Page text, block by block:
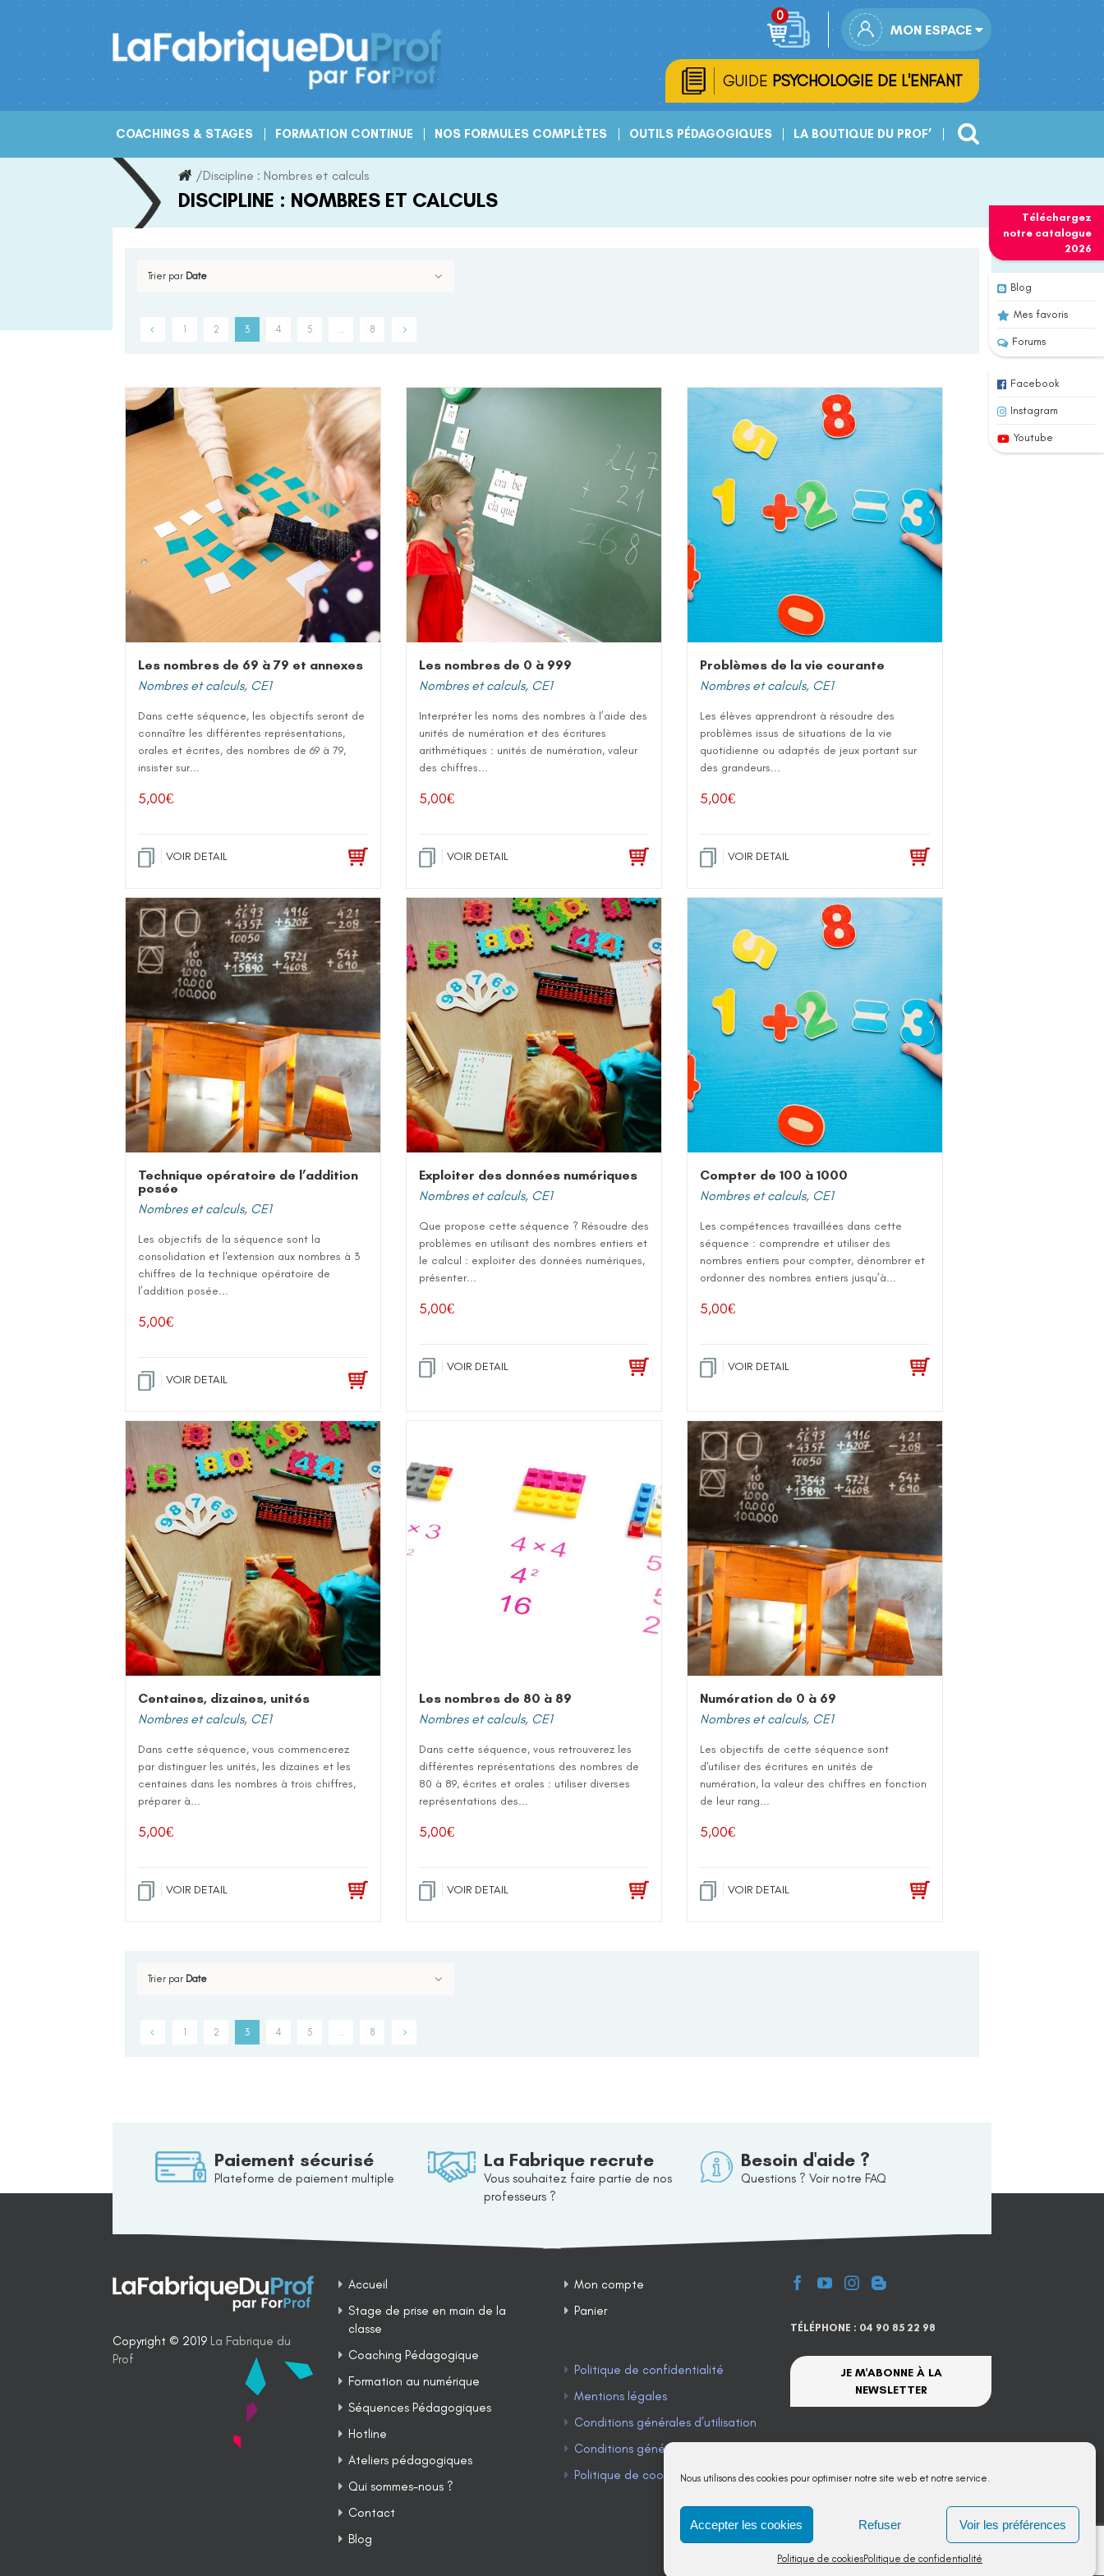
Nous utilisons des cookies pour optimiser notre site web et notre service.
Accepter les cookies Refuser Voir les préférences
Politique de cookiesPolitique de confidentialité
Téléchargez
notre catalogue
2026
Blog
Mes favoris
Forums
Facebook
Instagram
Youtube
Skip
to
MON ESPACE
GUIDE PSYCHOLOGIE DE L'ENFANT
COACHINGS & STAGES FORMATION CONTINUE NOS FORMULES COMPLÈTES OUTILS PÉDAGOGIQUES LA BOUTIQUE DU PROF’
/Discipline : Nombres et calculs
DISCIPLINE : NOMBRES ET CALCULS
Trier par Date
1 2 3 4 5 … 8
Les nombres de 69 à 79 et annexes
Nombres et calculs, CE1
Dans cette séquence, les objectifs seront de
connaître les différentes représentations,
orales et écrites, des nombres de 69 à 79,
insister sur...
5,00€
VOIR DETAIL
Les nombres de 0 à 999
Nombres et calculs, CE1
Interpréter les noms des nombres à l’aide des
unités de numération et des écritures
arithmétiques : unités de numération, valeur
des chiffres...
5,00€
VOIR DETAIL
Problèmes de la vie courante
Nombres et calculs, CE1
Les élèves apprendront à résoudre des
problèmes issus de situations de la vie
quotidienne ou adaptés de jeux portant sur
des grandeurs...
5,00€
VOIR DETAIL
Technique opératoire de l’addition
posée
Nombres et calculs, CE1
Les objectifs de la séquence sont la
consolidation et l'extension aux nombres à 3
chiffres de la technique opératoire de
l’addition posée...
5,00€
VOIR DETAIL
Exploiter des données numériques
Nombres et calculs, CE1
Que propose cette séquence ? Résoudre des
problèmes en utilisant des nombres entiers et
le calcul : exploiter des données numériques,
présenter...
5,00€
VOIR DETAIL
Compter de 100 à 1000
Nombres et calculs, CE1
Les compétences travaillées dans cette
séquence : comprendre et utiliser des
nombres entiers pour compter, dénombrer et
ordonner des nombres entiers jusqu’à...
5,00€
VOIR DETAIL
Centaines, dizaines, unités
Nombres et calculs, CE1
Dans cette séquence, vous commencerez
par distinguer les unités, les dizaines et les
centaines dans les nombres à trois chiffres,
préparer à...
5,00€
VOIR DETAIL
Les nombres de 80 à 89
Nombres et calculs, CE1
Dans cette séquence, vous retrouverez les
différentes représentations des nombres de
80 à 89, écrites et orales : utiliser diverses
représentations des...
5,00€
VOIR DETAIL
Numération de 0 à 69
Nombres et calculs, CE1
Les objectifs de cette séquence sont
d'utiliser des écritures en unités de
numération, la valeur des chiffres en fonction
de leur rang...
5,00€
VOIR DETAIL
Trier par Date
1 2 3 4 5 … 8
Paiement sécurisé
Plateforme de paiement multiple
La Fabrique recrute
Vous souhaitez faire partie de nos
professeurs ?
Besoin d'aide ?
Questions ? Voir notre FAQ
Copyright © 2019 La Fabrique du
Prof
Accueil
Stage de prise en main de la
classe
Coaching Pédagogique
Formation au numérique
Séquences Pédagogiques
Hotline
Ateliers pédagogiques
Qui sommes-nous ?
Contact
Blog
Mon compte
Panier
Politique de confidentialité
Mentions légales
Conditions générales d’utilisation
Conditions générales de vente
Politique de cookies (UE)
TÉLÉPHONE : 04 90 85 22 98
JE M'ABONNE À LA
NEWSLETTER